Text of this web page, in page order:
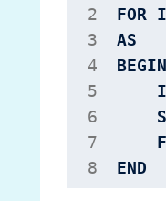
FOR
AS
BEGIN
END